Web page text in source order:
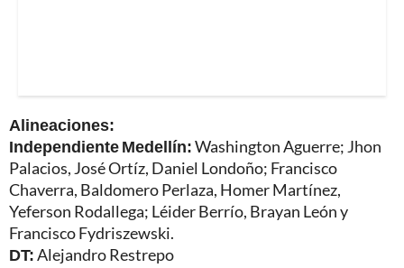
Alineaciones:
Independiente Medellín:Washington Aguerre; Jhon
Palacios, José Ortíz, Daniel Londoño; Francisco
Chaverra, Baldomero Perlaza, Homer Martínez,
Yeferson Rodallega; Léider Berrío, Brayan León y
Francisco Fydriszewski.
DT:Alejandro Restrepo